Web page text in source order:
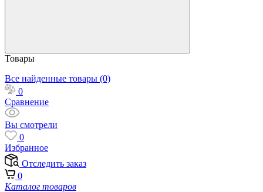
Товары
Все найденные товары (0)
0
Сравнение
Вы смотрели
0
Избранное
Отследить заказ
0
Каталог товаров